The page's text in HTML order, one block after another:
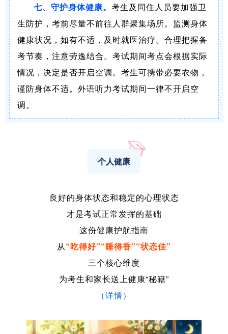
七、守护身体健康。 考生及同住人员要加强卫
生防护，考前尽量不前往人群聚集场所。监测身体
健康状况，如有不适，及时就医治疗。合理把握备
考节奏，注意劳逸结合。考试期间考点会根据实际
情况，决定是否开启空调。考生可携带必要衣物，
谨防身体不适。外语听力考试期间一律不开启空
调。
个人健康
良好的身体状态和稳定的心理状态
才是考试正常发挥的基础
这份健康护航指南
从“吃得好”“睡得香”“状态佳”
三个核心维度
为考生和家长送上健康“秘籍”
（详情）